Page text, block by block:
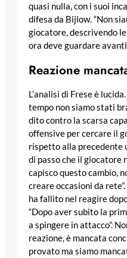
quasi nulla, con i suoi
difesa da Bijlow. “Non
giocatore, descrivendo
ora deve guardare
Reazione
L’analisi di Frese è
tempo non siamo stati
dito contro la scarsa
offensive per cercare il
rispetto alla precedente
di passo che il giocatore
capisco questo cambio,
creare occasioni da
ha fallito nel reagire
“Dopo aver subito la
a spingere in attacco”.
reazione, è mancata
provato ma siamo